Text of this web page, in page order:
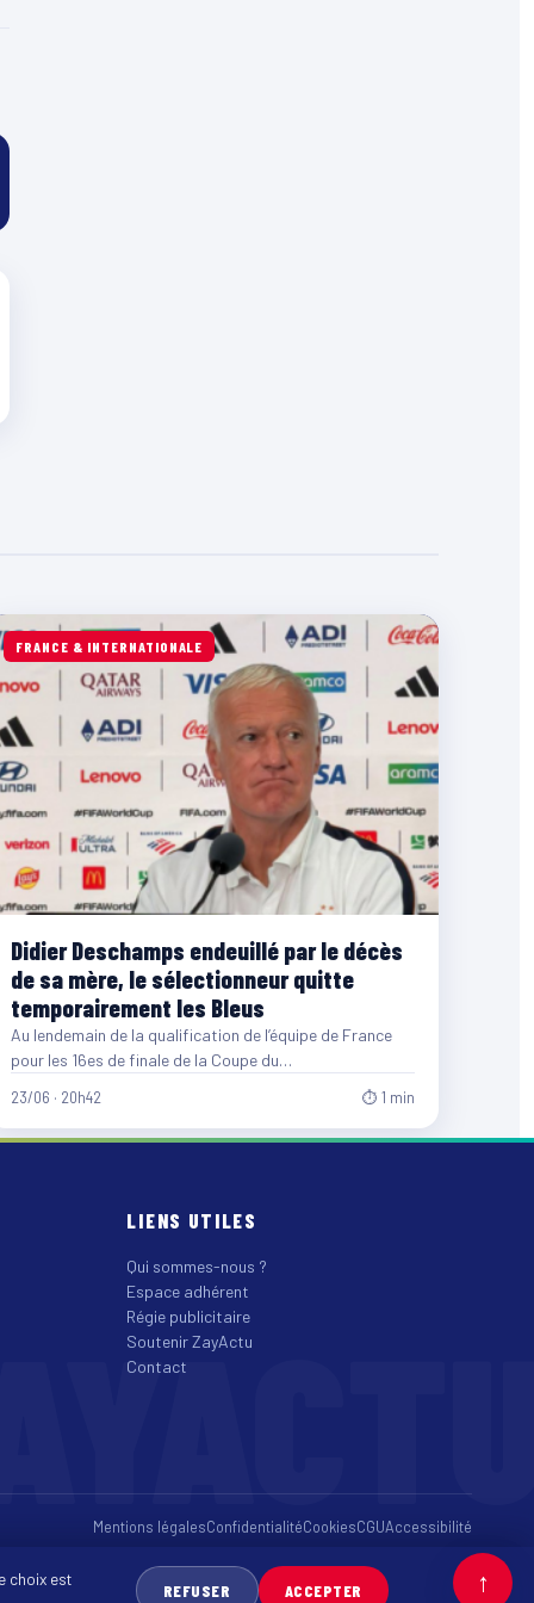
FRANCE & INTERNATIONALE
Didier Deschamps endeuillé par le décès
de sa mère, le sélectionneur quitte
temporairement les Bleus
Au lendemain de la qualification de l’équipe de France
pour les 16es de finale de la Coupe du…
23/06 · 20h42 ⏱ 1 min
LIENS UTILES
Qui sommes-nous ?
Espace adhérent
Régie publicitaire
Soutenir ZayActu
Contact
Mentions légalesConfidentialitéCookiesCGUAccessibilité
↑
choix est
REFUSER ACCEPTER